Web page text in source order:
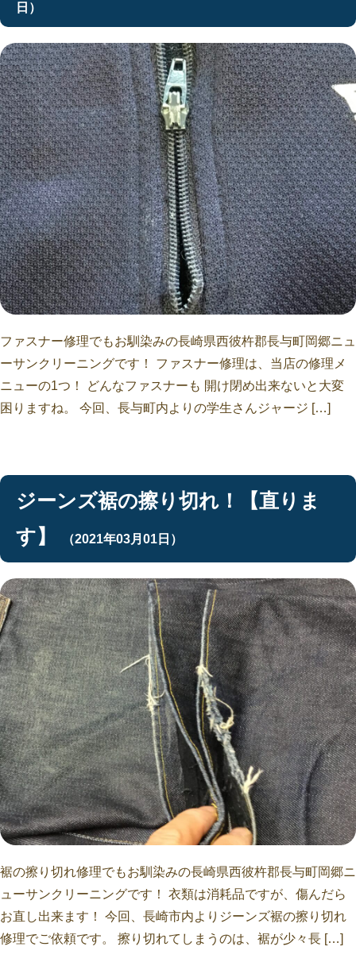
日）
ファスナー修理でもお馴染みの長崎県西彼杵郡長与町岡郷ニュ
ーサンクリーニングです！ ファスナー修理は、当店の修理メ
ニューの1つ！ どんなファスナーも 開け閉め出来ないと大変
困りますね。 今回、長与町内よりの学生さんジャージ […]
ジーンズ裾の擦り切れ！【直りま
す】
（2021年03月01日）
裾の擦り切れ修理でもお馴染みの長崎県西彼杵郡長与町岡郷ニ
ューサンクリーニングです！ 衣類は消耗品ですが、傷んだら
お直し出来ます！ 今回、長崎市内よりジーンズ裾の擦り切れ
修理でご依頼です。 擦り切れてしまうのは、裾が少々長 […]